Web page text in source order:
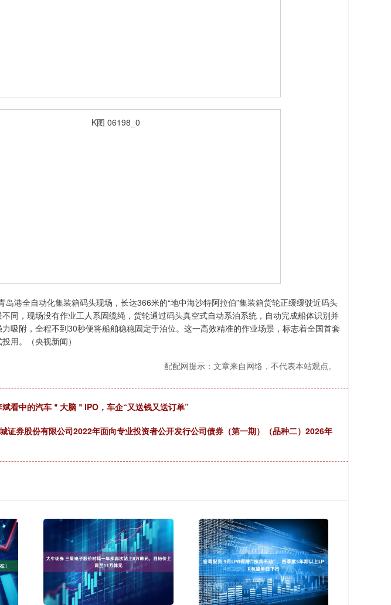
港全自动化集装箱码头现场，长达366米的“地中海沙特阿拉伯”集装箱货轮正缓缓驶近码头
同，现场没有作业工人系固缆绳，货轮通过码头真空式自动系泊系统，自动完成船体识别并
吸附，全程不到30秒便将船舶稳稳固定于泊位。这一高效精准的作业场景，标志着全国首套
用。（央视新闻）
配配网提示：文章来自网络，不代表本站观点。
看中的汽车＂大脑＂IPO，车企“又送钱又送订单”
证券股份有限公司2022年面向专业投资者公开发行公司债券（第一期）（品种二）2026年